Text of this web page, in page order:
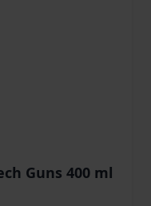
Guns 400 ml